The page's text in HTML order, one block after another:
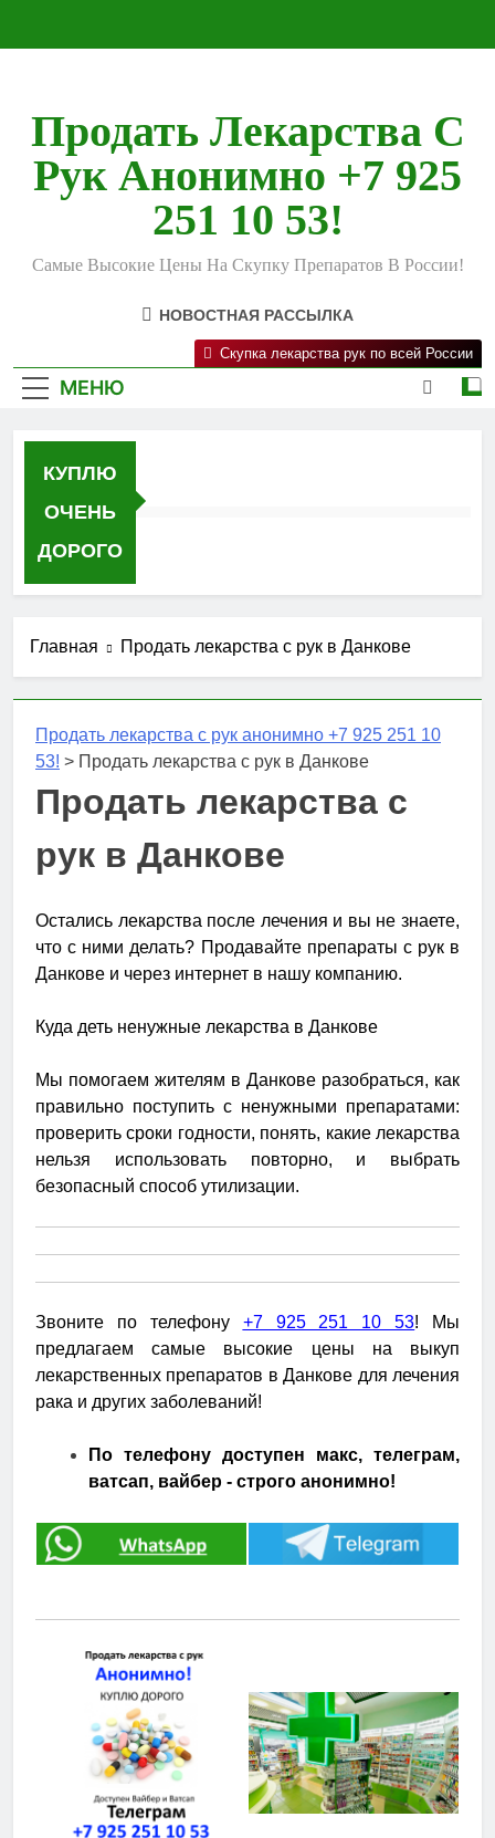
Продать Лекарства С
Рук Анонимно +7 925
251 10 53!
Самые Высокие Цены На Скупку Препаратов В России!
НОВОСТНАЯ РАССЫЛКА
МЕНЮ
Скупка лекарства рук по всей России
КУПЛЮ
ОЧЕНЬ
ДОРОГО
Главная Продать лекарства с рук в Данкове
Продать лекарства с рук анонимно +7 925 251 10
53! > Продать лекарства с рук в Данкове
Продать лекарства с
рук в Данкове
Остались лекарства после лечения и вы не знаете,
что с ними делать? Продавайте препараты с рук в
Данкове и через интернет в нашу компанию.
Куда деть ненужные лекарства в Данкове
Мы помогаем жителям в Данкове разобраться, как
правильно поступить с ненужными препаратами:
проверить сроки годности, понять, какие лекарства
нельзя использовать повторно, и выбрать
безопасный способ утилизации.
Звоните по телефону +7 925 251 10 53! Мы
предлагаем самые высокие цены на выкуп
лекарственных препаратов в Данкове для лечения
рака и других заболеваний!
По телефону доступен макс, телеграм,
ватсап, вайбер - строго анонимно!